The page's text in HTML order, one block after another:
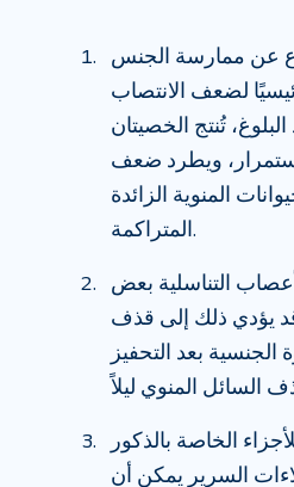
عن ممارسة الجنس
لضعف الانتصاب
تُنتج الخصيتان
ويطرد ضعف
المنوية الزائدة
المتراكمة.
التناسلية بعض
يؤدي ذلك إلى قذف
الجنسية بعد التحفيز
الخاصة بالذكور
السرير يمكن أن